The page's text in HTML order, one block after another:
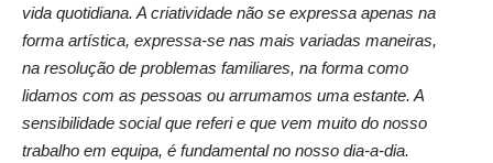
vida quotidiana. A criatividade não se expressa apenas na
forma artística, expressa-se nas mais variadas maneiras,
na resolução de problemas familiares, na forma como
lidamos com as pessoas ou arrumamos uma estante. A
sensibilidade social que referi e que vem muito do nosso
trabalho em equipa, é fundamental no nosso dia-a-dia.